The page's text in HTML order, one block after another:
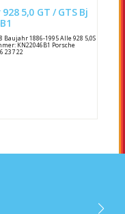
5,0 GT / GTS Bj
1886-1995 Alle 928 5,0S
KN22046B1 Porsche
237 22